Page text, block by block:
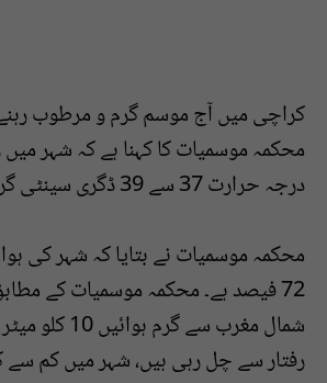
کراچی میں آج موسم گرم و مرطوب رہنے
محکمہ موسمیات کا کہنا ہے کہ شہر میں
درجہ حرارت 37 سے 39 ڈگری سینٹی گریڈ تک جا سکتا ہے۔
محکمہ موسمیات نے بتایا کہ شہر کی
72 فیصد ہے۔ محکمہ موسمیات کے
شمال مغرب سے
رفتار سے چل رہی ہیں، شہر میں کم